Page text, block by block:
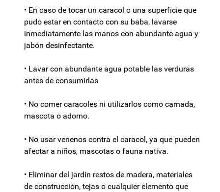
• En caso de tocar un caracol o una superficie que
pudo estar en contacto con su baba, lavarse
inmediatamente las manos con abundante agua y
jabón desinfectante.
• Lavar con abundante agua potable las verduras
antes de consumirlas
• No comer caracoles ni utilizarlos como carnada,
mascota o adorno.
• No usar venenos contra el caracol, ya que pueden
afectar a niños, mascotas o fauna nativa.
• Eliminar del jardín restos de madera, materiales
de construcción, tejas o cualquier elemento que